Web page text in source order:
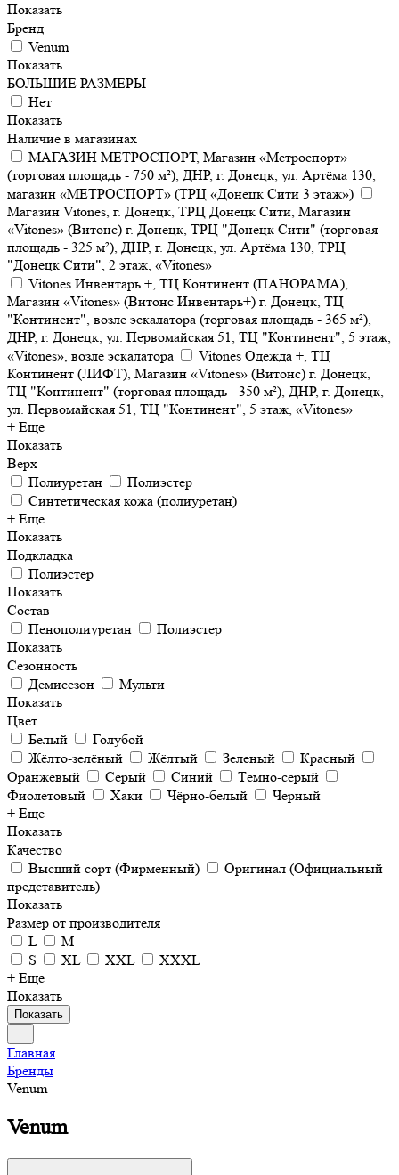
Показать
Бренд
Venum
Показать
БОЛЬШИЕ РАЗМЕРЫ
Нет
Показать
Наличие в магазинах
МАГАЗИН МЕТРОСПОРТ, Магазин «Метроспорт»
(торговая площадь - 750 м²), ДНР, г. Донецк, ул. Артёма 130,
магазин «МЕТРОСПОРТ» (ТРЦ «Донецк Сити 3 этаж»)
Магазин Vitones, г. Донецк, ТРЦ Донецк Сити, Магазин
«Vitones» (Витонс) г. Донецк, ТРЦ "Донецк Сити" (торговая
площадь - 325 м²), ДНР, г. Донецк, ул. Артёма 130, ТРЦ
"Донецк Сити", 2 этаж, «Vitones»
Vitones Инвентарь +, ТЦ Континент (ПАНОРАМА),
Магазин «Vitones» (Витонс Инвентарь+) г. Донецк, ТЦ
"Континент", возле эскалатора (торговая площадь - 365 м²),
ДНР, г. Донецк, ул. Первомайская 51, ТЦ "Континент", 5 этаж,
«Vitones», возле эскалатора
Vitones Одежда +, ТЦ
Континент (ЛИФТ), Магазин «Vitones» (Витонс) г. Донецк,
ТЦ "Континент" (торговая площадь - 350 м²), ДНР, г. Донецк,
ул. Первомайская 51, ТЦ "Континент", 5 этаж, «Vitones»
+ Еще
Показать
Верх
Полиуретан
Полиэстер
Синтетическая кожа (полиуретан)
+ Еще
Показать
Подкладка
Полиэстер
Показать
Состав
Пенополиуретан
Полиэстер
Показать
Сезонность
Демисезон
Мульти
Показать
Цвет
Белый
Голубой
Жёлто-зелёный
Жёлтый Зеленый
Красный
Оранжевый
Серый Синий
Тёмно-серый
Фиолетовый
Хаки Чёрно-белый
Черный
+ Еще
Показать
Качество
Высший сорт (Фирменный)
Оригинал (Официальный
представитель)
Показать
Размер от производителя
L
M
S
XL XXL
XXXL
+ Еще
Показать
Показать
Главная
Бренды
Venum
Venum